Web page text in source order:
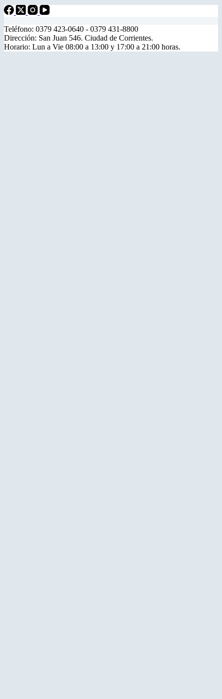
Teléfono: 0379 423-0640 - 0379 431-8800
Dirección: San Juan 546. Ciudad de Corrientes.
Horario: Lun a Vie 08:00 a 13:00 y 17:00 a 21:00 horas.